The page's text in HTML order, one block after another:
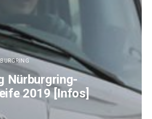
Nürburgring-
2019 [Infos]